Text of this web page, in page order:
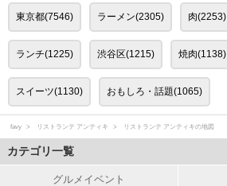
東京都(7546) ラーメン(2305) 肉(2253)
ランチ(1225) 渋谷区(1215) 焼肉(1138)
スイーツ(1130) おもしろ・話題(1065)
favy リストランテ アンティキ リストランテ アンティキの地図
カテゴリ一覧
グルメイベント